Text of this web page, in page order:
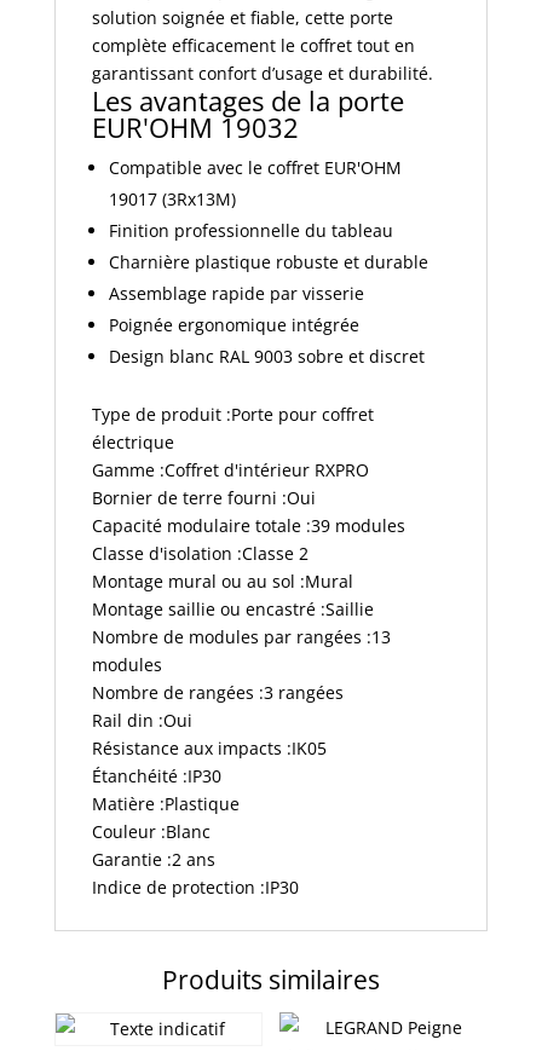
solution soignée et fiable, cette porte
complète efficacement le coffret tout en
garantissant confort d’usage et durabilité.
Les avantages de la porte
EUR'OHM 19032
Compatible avec le coffret EUR'OHM
19017 (3Rx13M)
Finition professionnelle du tableau
Charnière plastique robuste et durable
Assemblage rapide par visserie
Poignée ergonomique intégrée
Design blanc RAL 9003 sobre et discret
Type de produit :Porte pour coffret
électrique
Gamme :Coffret d'intérieur RXPRO
Bornier de terre fourni :Oui
Capacité modulaire totale :39 modules
Classe d'isolation :Classe 2
Montage mural ou au sol :Mural
Montage saillie ou encastré :Saillie
Nombre de modules par rangées :13
modules
Nombre de rangées :3 rangées
Rail din :Oui
Résistance aux impacts :IK05
Étanchéité :IP30
Matière :Plastique
Couleur :Blanc
Garantie :2 ans
Indice de protection :IP30
Produits similaires